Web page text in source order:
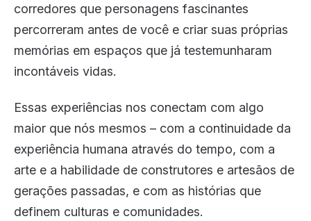
corredores que personagens fascinantes
percorreram antes de você e criar suas próprias
memórias em espaços que já testemunharam
incontáveis vidas.
Essas experiências nos conectam com algo
maior que nós mesmos – com a continuidade da
experiência humana através do tempo, com a
arte e a habilidade de construtores e artesãos de
gerações passadas, e com as histórias que
definem culturas e comunidades.